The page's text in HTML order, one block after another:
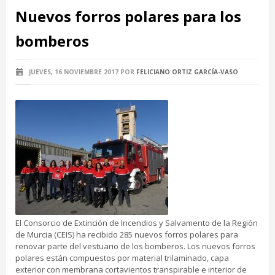
Nuevos forros polares para los
bomberos
JUEVES, 16 NOVIEMBRE 2017 POR FELICIANO ORTIZ GARCÍA-VASO
El Consorcio de Extinción de Incendios y Salvamento de la Región
de Murcia (CEIS) ha recibido 285 nuevos forros polares para
renovar parte del vestuario de los bomberos. Los nuevos forros
polares están compuestos por material trilaminado, capa
exterior con membrana cortavientos transpirable e interior de